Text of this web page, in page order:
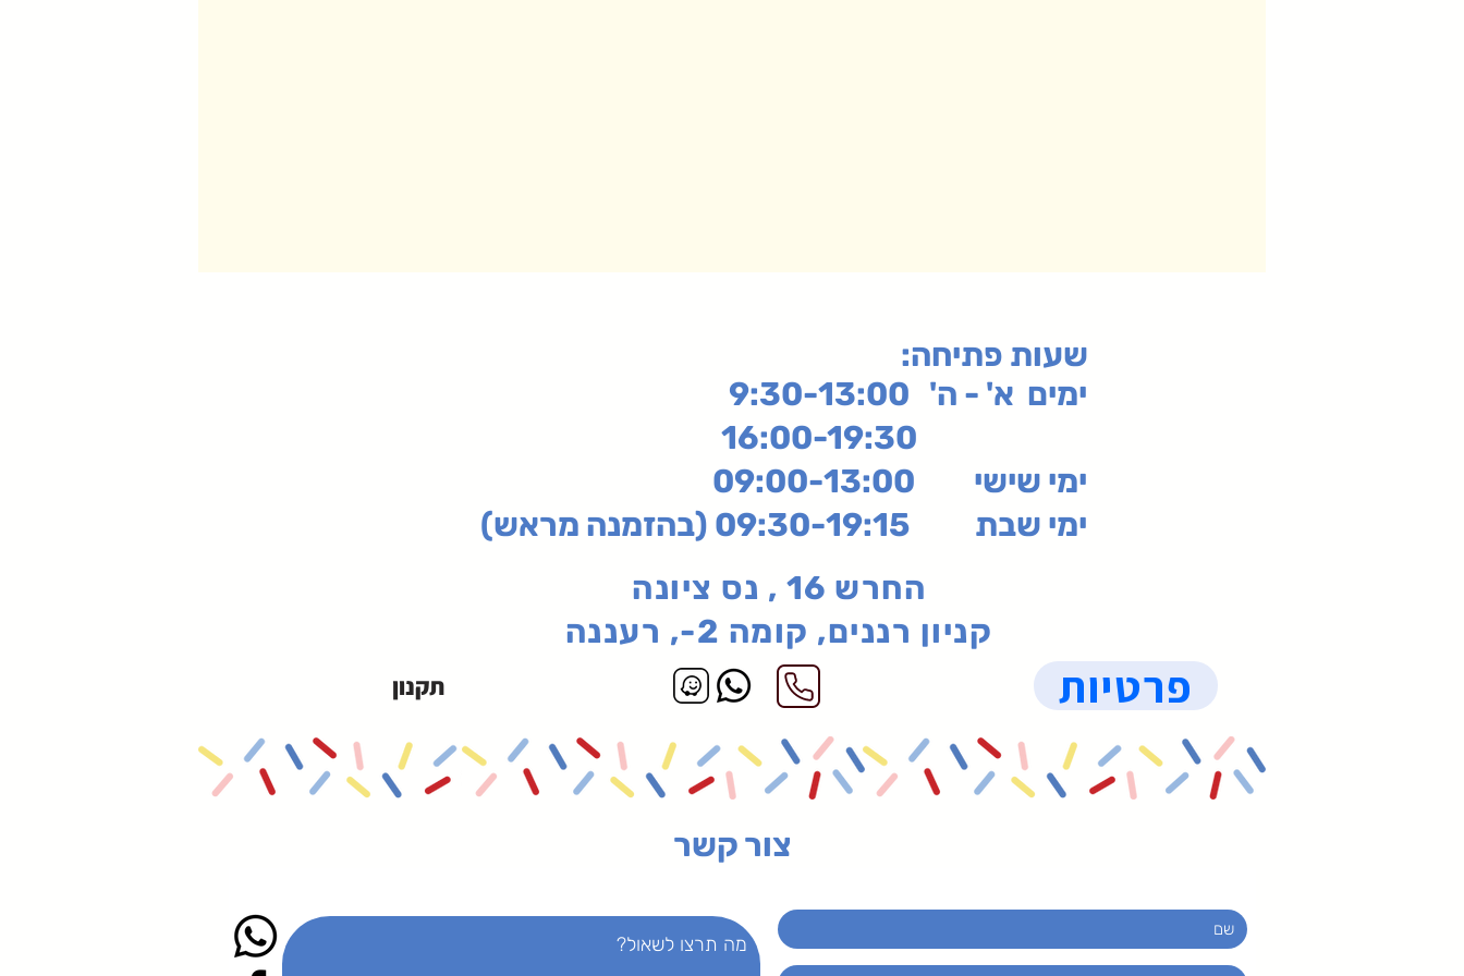
:שעות פתיחה
ימים א' - ה' 9:30-13:00
ימי שישי 09:00-13:00
ימי שבת 09:30-19:15 (בהזמנה מראש)
החרש 16 , נס ציונה
קניון רננים, קומה 2-, רעננה
תקנון פרטיות
צור קשר